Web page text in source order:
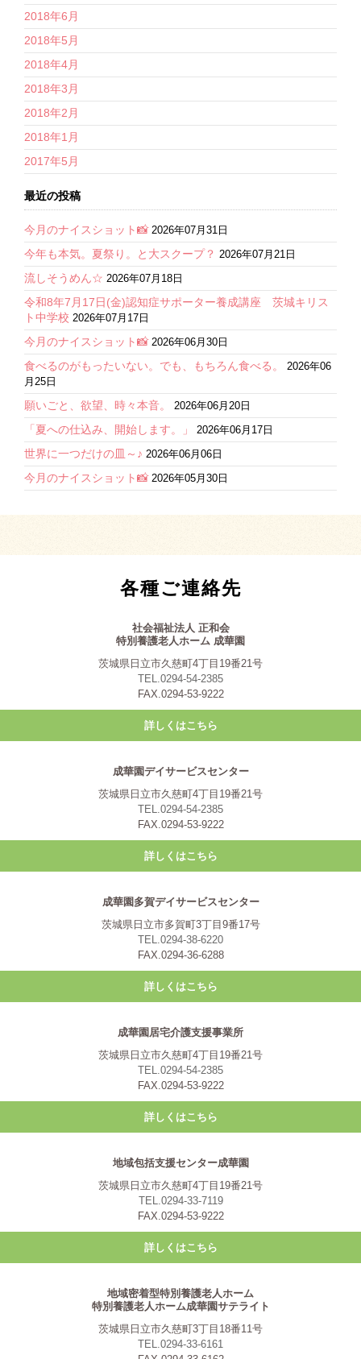
2018年6月
2018年5月
2018年4月
2018年3月
2018年2月
2018年1月
2017年5月
最近の投稿
今月のナイスショット📸 2026年07月31日
今年も本気。夏祭り。と大スクープ？ 2026年07月21日
流しそうめん☆ 2026年07月18日
令和8年7月17日(金)認知症サポーター養成講座 茨城キリス
ト中学校 2026年07月17日
今月のナイスショット📸 2026年06月30日
食べるのがもったいない。でも、もちろん食べる。
2026年06
月25日
願いごと、欲望、時々本音。 2026年06月20日
「夏への仕込み、開始します。」 2026年06月17日
世界に一つだけの皿～♪ 2026年06月06日
今月のナイスショット📸 2026年05月30日
各種ご連絡先
社会福祉法人 正和会
特別養護老人ホーム 成華園
茨城県日立市久慈町4丁目19番21号
TEL.0294-54-2385
FAX.0294-53-9222
詳しくはこちら
成華園デイサービスセンター
茨城県日立市久慈町4丁目19番21号
TEL.0294-54-2385
FAX.0294-53-9222
詳しくはこちら
成華園多賀デイサービスセンター
茨城県日立市多賀町3丁目9番17号
TEL.0294-38-6220
FAX.0294-36-6288
詳しくはこちら
成華園居宅介護支援事業所
茨城県日立市久慈町4丁目19番21号
TEL.0294-54-2385
FAX.0294-53-9222
詳しくはこちら
地域包括支援センター成華園
茨城県日立市久慈町4丁目19番21号
TEL.0294-33-7119
FAX.0294-53-9222
詳しくはこちら
地域密着型特別養護老人ホーム
特別養護老人ホーム成華園サテライト
茨城県日立市久慈町3丁目18番11号
TEL.0294-33-6161